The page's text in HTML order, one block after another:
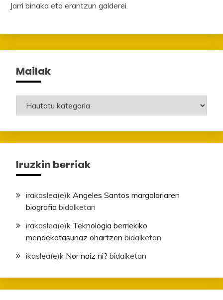
Jarri binaka eta erantzun galderei.
Mailak
Mailak
Iruzkin berriak
irakaslea(e)k Angeles Santos margolariaren
biografia bidalketan
irakaslea(e)k Teknologia berriekiko
mendekotasunaz ohartzen bidalketan
ikaslea(e)k Nor naiz ni? bidalketan